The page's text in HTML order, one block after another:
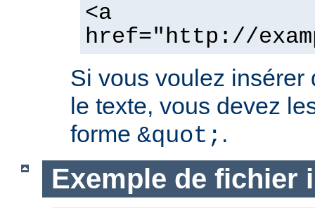
<a
href="http://
Si vous voulez insérer
le texte, vous devez
forme &quot; .
Exemple de fichier